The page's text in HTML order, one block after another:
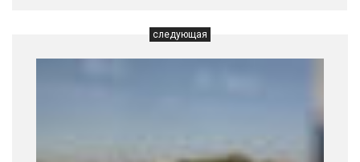
следующая